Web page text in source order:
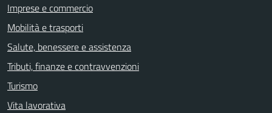
Imprese e commercio
Mobilità e trasporti
Salute, benessere e assistenza
Tributi, finanze e contravvenzioni
Turismo
Vita lavorativa